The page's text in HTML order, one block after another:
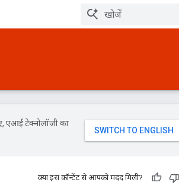
एआई टेक्नोलॉजी का
क्या इस कॉन्टेंट से आपको मदद मिली?